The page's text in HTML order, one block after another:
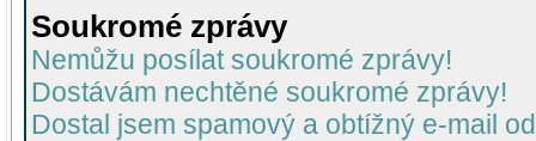
Soukromé zprávy
Nemůžu posílat soukromé zprávy!
Dostávám nechtěné soukromé zprávy!
Dostal jsem spamový a obtížný e-mail